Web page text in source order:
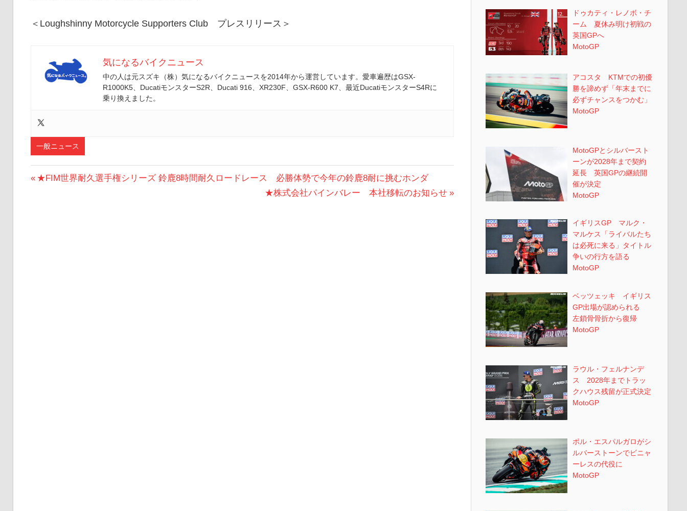
＜Loughshinny Motorcycle Supporters Club プレスリリース＞
気になるバイクニュース
中の人は元スズキ（株）気になるバイクニュースを2014年から運営しています。愛車遍歴はGSX-
R1000K5、DucatiモンスターS2R、Ducati 916、XR230F、GSX-R600 K7、最近DucatiモンスターS4Rに
乗り換えました。
一般ニュース
投
前
★FIM世界耐久選手権シリーズ 鈴鹿8時間耐久ロードレース 必勝体勢で今年の鈴鹿8耐に挑むホンダ
次
★株式会社パインバレー 本社移転のお知らせ
ドゥカティ・レノボ・チ
ーム 夏休み明け初戦の
英国GPへ
MotoGP
アコスタ KTMでの初優
勝を諦めず「年末までに
必ずチャンスをつかむ」
MotoGP
MotoGPとシルバースト
ーンが2028年まで契約
延長 英国GPの継続開
催が決定
MotoGP
イギリスGP マルク・
マルケス「ライバルたち
は必死に来る」タイトル
争いの行方を語る
MotoGP
ベッツェッキ イギリス
GP出場が認められる
左鎖骨骨折から復帰
MotoGP
ラウル・フェルナンデ
ス 2028年までトラッ
クハウス残留が正式決定
MotoGP
ポル・エスパルガロがシ
ルバーストーンでビニャ
ーレスの代役に
MotoGP